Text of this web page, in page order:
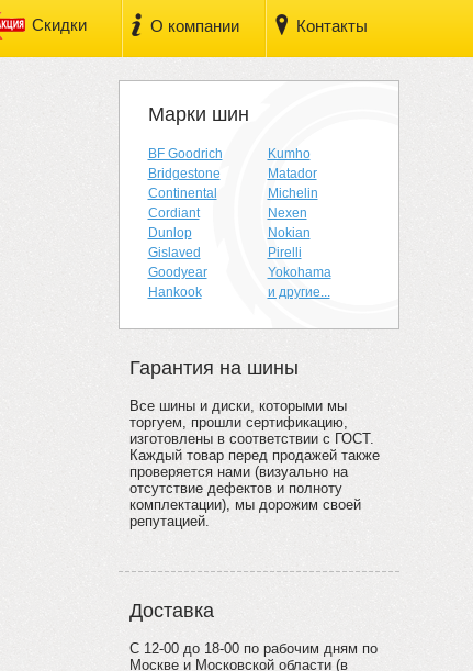
Скидки О компании Контакты
Марки шин
BF Goodrich
Bridgestone
Continental
Cordiant
Dunlop
Gislaved
Goodyear
Hankook
Kumho
Matador
Michelin
Nexen
Nokian
Pirelli
Yokohama
и другие...
Гарантия на шины
Все шины и диски, которыми мы
торгуем, прошли сертификацию,
изготовлены в соответствии с ГОСТ.
Каждый товар перед продажей также
проверяется нами (визуально на
отсутствие дефектов и полноту
комплектации), мы дорожим своей
репутацией.
Доставка
С 12-00 до 18-00 по рабочим дням по
Москве и Московской области (в